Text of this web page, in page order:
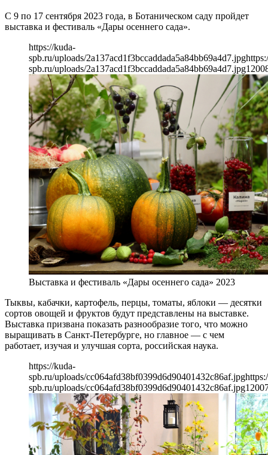
С 9 по 17 сентября 2023 года, в Ботаническом саду пройдет
выставка и фестиваль «Дары осеннего сада».
https://kuda-
spb.ru/uploads/2a137acd1f3bccaddada5a84bb69a4d7.jpg
spb.ru/uploads/2a137acd1f3bccaddada5a84bb69a4d7.jpg1200
Выставка и фестиваль «Дары осеннего сада» 2023
Тыквы, кабачки, картофель, перцы, томаты, яблоки — десятки
сортов овощей и фруктов будут представлены на выставке.
Выставка призвана показать разнообразие того, что можно
выращивать в Санкт-Петербурге, но главное — с чем
работает, изучая и улучшая сорта, российская наука.
https://kuda-
spb.ru/uploads/cc064afd38bf0399d6d90401432c86af.jpg
spb.ru/uploads/cc064afd38bf0399d6d90401432c86af.jpg1200